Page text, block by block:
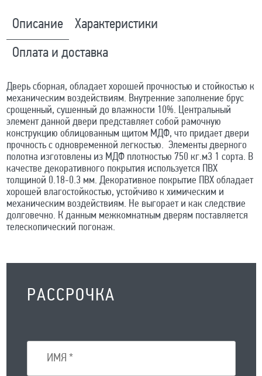
Описание Характеристики
Оплата и доставка
Дверь сборная, обладает хорошей прочностью и стойкостью к
механическим воздействиям. Внутренние заполнение брус
срощенный, сушенный до влажности 10%. Центральный
элемент данной двери представляет собой рамочную
конструкцию облицованным щитом МДФ, что придает двери
прочность с одновременной легкостью. Элементы дверного
полотна изготовлены из МДФ плотностью 750 кг.м3 1 сорта. В
качестве декоративного покрытия используется ПВХ
толщиной 0.18-0.3 мм. Декоративное покрытие ПВХ обладает
хорошей влагостойкостью, устойчиво к химическим и
механическим воздействиям. Не выгорает и как следствие
долговечно. К данным межкомнатным дверям поставляется
телескопический погонаж.
РАССРОЧКА